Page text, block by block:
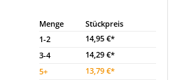
Menge
Stückpreis
1-2
14,95 €*
3-4
14,29 €*
5+ 13,79 €*